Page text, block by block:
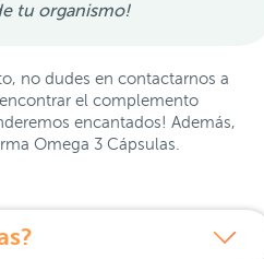
tu organismo!
no dudes en contactarnos a
el complemento
encantados! Además,
Omega 3 Cápsulas.